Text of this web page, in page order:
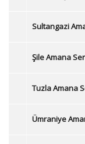
Sultangazi
Şile Amana
Tuzla Amana
Ümraniye